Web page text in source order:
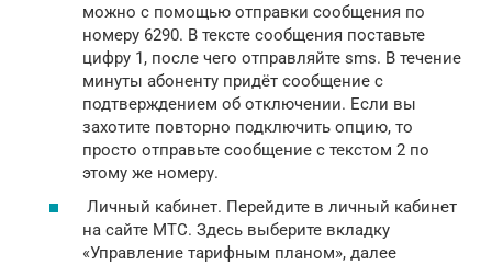
можно с помощью отправки сообщения по
номеру 6290. В тексте сообщения поставьте
цифру 1, после чего отправляйте sms. В течение
минуты абоненту придёт сообщение с
подтверждением об отключении. Если вы
захотите повторно подключить опцию, то
просто отправьте сообщение с текстом 2 по
этому же номеру.
Личный кабинет. Перейдите в личный кабинет
на сайте МТС. Здесь выберите вкладку
«Управление тарифным планом», далее